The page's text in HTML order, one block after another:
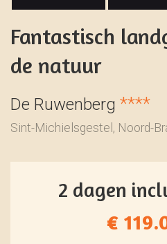
Fantastisch
de natuur
De Ruwenberg ****
Sint-Michielsgestel, Noord-
2 dagen
€